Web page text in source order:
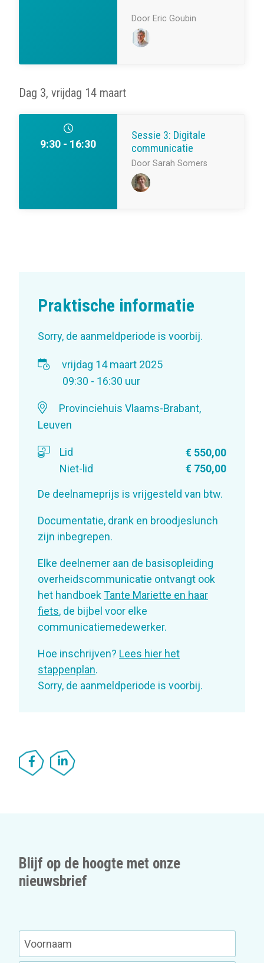
Door Eric Goubin
Dag 3, vrijdag 14 maart
9:30 - 16:30
Sessie 3: Digitale
communicatie
Door Sarah Somers
Praktische informatie
Sorry, de aanmeldperiode is voorbij.
vrijdag 14 maart 2025
09:30 - 16:30 uur
Provinciehuis Vlaams-Brabant,
Leuven
Lid
€ 550,00
Niet-lid
€ 750,00
De deelnameprijs is vrijgesteld van btw.
Documentatie, drank en broodjeslunch
zijn inbegrepen.
Elke deelnemer aan de basisopleiding
overheidscommunicatie ontvangt ook
het handboekTante Mariette en haar
fiets, de bijbel voor elke
communicatiemedewerker.
Hoe inschrijven? Lees hier het
stappenplan.
Sorry, de aanmeldperiode is voorbij.
Blijf op de hoogte met onze
nieuwsbrief